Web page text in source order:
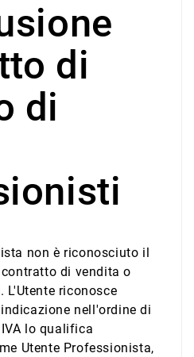
di
di
non è riconosciuto il
di vendita o
riconosce
nell'ordine di
lo qualifica
Utente Professionista,